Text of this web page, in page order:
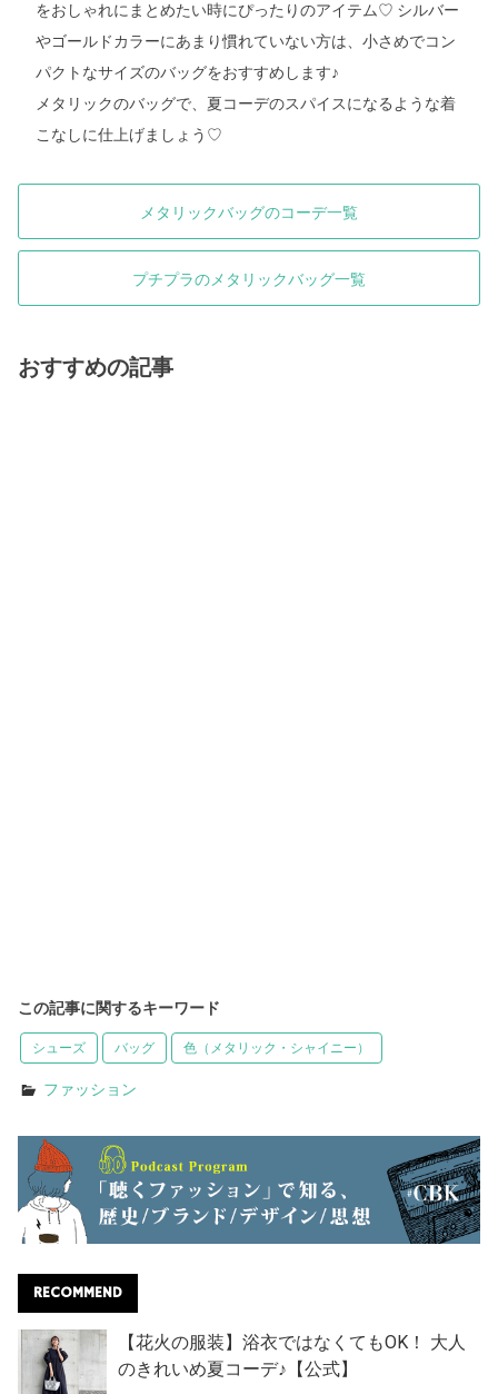
をおしゃれにまとめたい時にぴったりのアイテム♡ シルバー
やゴールドカラーにあまり慣れていない方は、小さめでコン
パクトなサイズのバッグをおすすめします♪
メタリックのバッグで、夏コーデのスパイスになるような着
こなしに仕上げましょう♡
メタリックバッグのコーデ一覧
プチプラのメタリックバッグ一覧
おすすめの記事
この記事に関するキーワード
シューズ バッグ 色（メタリック・シャイニー）
ファッション
RECOMMEND
【花火の服装】浴衣ではなくてもOK！ 大人
のきれいめ夏コーデ♪【公式】